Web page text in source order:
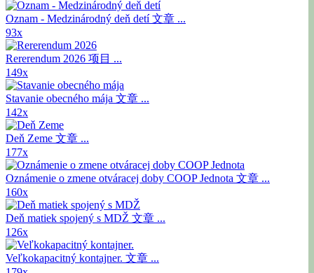
Oznam - Medzinárodný deň detí文章 ...
93x
Rererendum 2026 项目 ...
149x
Stavanie obecného mája 文章 ...
142x
Deň Zeme 文章 ...
177x
Oznámenie o zmene otváracej doby COOP Jednota 文章 ...
160x
Deň matiek spojený s MDŽ 文章 ...
126x
Veľkokapacitný kontajner. 文章 ...